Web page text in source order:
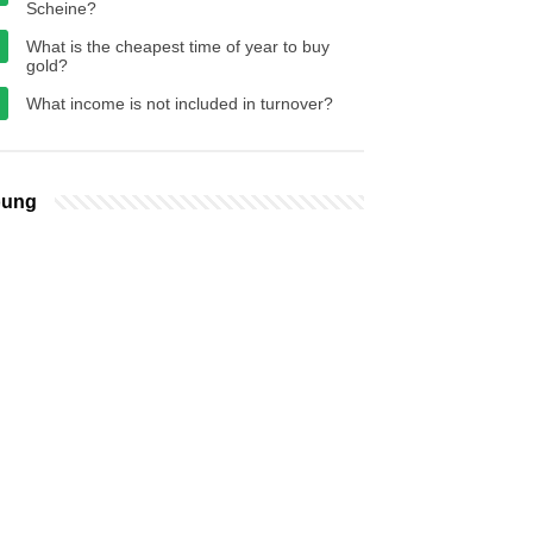
Scheine?
What is the cheapest time of year to buy
gold?
What income is not included in turnover?